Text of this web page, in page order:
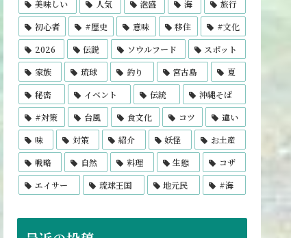
美味しい
人気 泡盛 海
旅行
初心者
#歴史 意味 移住
#文化
2026
伝説 ソウルフード
スポット
家族
琉球 釣り 宮古島
夏
秘密
イベント 伝統
沖縄そば
#対策
台風 食文化 コツ
違い
味
対策 紹介 妖怪
お土産
戦略
自然 料理 生態
コザ
エイサー
琉球王国 地元民 #海